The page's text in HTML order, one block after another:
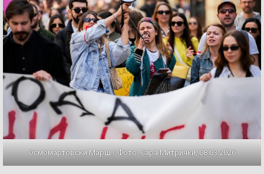
Осмомартовски Марш / Фото: Сара Митрички, 08.03.2026